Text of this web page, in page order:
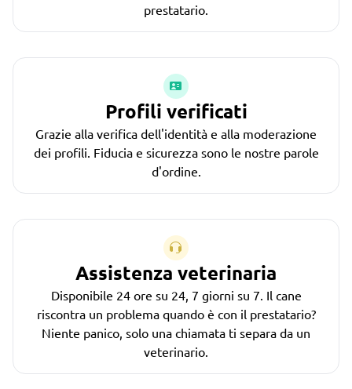
prestatario.
Profili verificati
Grazie alla verifica dell'identità e alla moderazione
dei profili. Fiducia e sicurezza sono le nostre parole
d'ordine.
Assistenza veterinaria
Disponibile 24 ore su 24, 7 giorni su 7. Il cane
riscontra un problema quando è con il prestatario?
Niente panico, solo una chiamata ti separa da un
veterinario.